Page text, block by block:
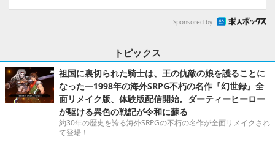
Sponsored by
トピックス
祖国に裏切られた騎士は、王の仇敵の娘を護ることに
なった―1998年の海外SRPG不朽の名作『幻世録』全
面リメイク版、体験版配信開始。ダーティーヒーロー
が駆ける異色の戦記が令和に蘇る
約30年の歴史を誇る海外SRPGの不朽の名作が全面リメイクされ
て登場！